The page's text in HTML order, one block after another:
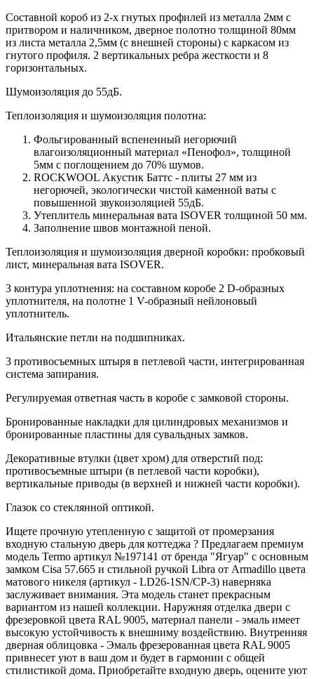
Составной короб из 2-х гнутых профилей из металла 2мм с
притвором и наличником, дверное полотно толщиной 80мм
из листа металла 2,5мм (с внешней стороны) c каркасом из
гнутого профиля. 2 вертикальных ребра жесткости и 8
горизонтальных.
Шумоизоляция до 55дБ.
Теплоизоляция и шумоизоляция полотна:
Фольгированный вспененный негорючий
влагоизоляционный материал «Пенофол», толщиной
5мм с поглощением до 70% шумов.
ROCKWOOL Акустик Баттс - плиты 27 мм из
негорючей, экологически чистой каменной ваты с
повышенной звукоизоляцией 55дБ.
Утеплитель минеральная вата ISOVER толщиной 50 мм.
Заполнение швов монтажной пеной.
Теплоизоляция и шумоизоляция дверной коробки: пробковый
лист, минеральная вата ISOVER.
3 контура уплотнения: на составном коробе 2 D-образных
уплотнителя, на полотне 1 V-образный нейлоновый
уплотнитель.
Итальянские петли на подшипниках.
3 противосъемных штыря в петлевой части, интегрированная
система запирания.
Регулируемая ответная часть в коробе с замковой стороны.
Бронированные накладки для цилиндровых механизмов и
бронированные пластины для сувальдных замков.
Декоративные втулки (цвет хром) для отверстий под:
противосъемные штыри (в петлевой части коробки),
вертикальные приводы (в верхней и нижней части коробки).
Глазок со стеклянной оптикой.
Ищете прочную утепленную с защитой от промерзания
входную стальную дверь для коттеджа ? Предлагаем премиум
модель Termo артикул №197141 от бренда "Ягуар" с основным
замком Cisa 57.665 и стильной ручкой Libra от Armadillo цвета
матового никеля (артикул - LD26-1SN/CP-3) наверняка
заслуживает внимания. Эта модель станет прекрасным
вариантом из нашей коллекции. Наружняя отделка двери с
фрезеровкой цвета RAL 9005, материал панели - эмаль имеет
высокую устойчивость к внешниму воздействию. Внутренняя
дверная облицовка - Эмаль фрезерованная цвета RAL 9005
привнесет уют в ваш дом и будет в гармонии с общей
стилистикой дома. Приобретайте входную дверь, оцените уют